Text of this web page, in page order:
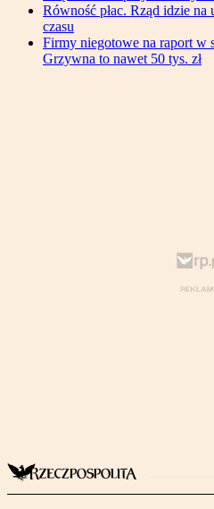
Równość płac. Rząd idzie
czasu
Firmy niegotowe na raport w
Grzywna to nawet 50 tys. zł